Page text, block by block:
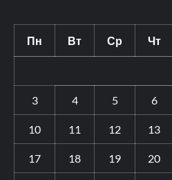
Пн Вт Ср Чт
3 4 5 6
10 11 12 13
17 18 19 20